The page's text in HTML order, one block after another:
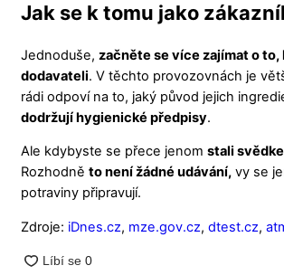
Jak se k tomu jako
Jednoduše, začněte se více zajímat o
dodavateli. V těchto provozovnách je
rádi odpoví na to, jaký původ jejich
dodržují hygienické předpisy.
Ale kdybyste se přece jenom stali
Rozhodně to není žádné udávání, vy se
potraviny připravují.
Zdroje: iDnes.cz, mze.gov.cz, dtest.cz,